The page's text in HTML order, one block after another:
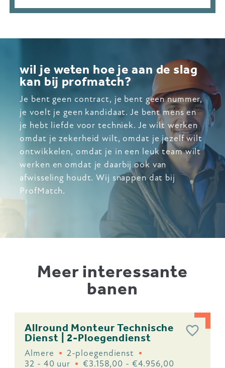
wil je weten hoe je aan de slag
kan bij profmatch?
Je bent geen contract, je bent geen nummer,
je voelt je geen kandidaat. Je bent mens en
je hebt liefde voor techniek. Je wilt werken
omdat je zekerheid wilt, omdat je jezelf wilt
ontwikkelen, omdat je in een leuk team wilt
werken en omdat je daarbij ook van
afwisseling houdt. Wij snappen dat bij
ProfMatch.
Meer interessante
banen
Allround Monteur Technische
Dienst | 2-Ploegendienst
Almere
2-ploegendienst
32 - 40 uur
€3.158,00 - €4.956,00